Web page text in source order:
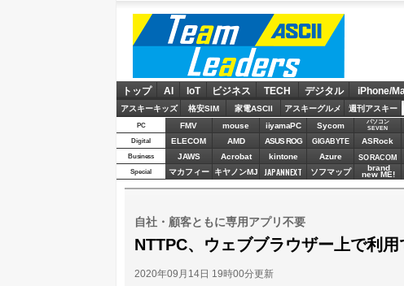
ASCII Team Leaders
トップ AI IoT ビジネス TECH デジタル iPhone/
アスキーキッズ 格安SIM 家電ASCII アスキーグルメ 週刊アスキー
PC FMV mouse iiyamaPC Sycom
パソコン
SEVEN
Digital ELECOM AMD ASUS ROG GIGABYTE ASRock
Business JAWS Acrobat kintone Azure SORACOM
Special マカフィー キヤノンMJ JAPANNEXT ソフマップ brand
new ME!
自社・顧客ともに専用アプリ不要
NTTPC、ウェブブラウザー上で利
2020年09月14日 19時00分更新